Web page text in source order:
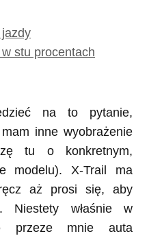
stu procentach
na to pytanie,
inne wyobrażenie
tu o konkretnym,
modelu). X-Trail ma
aż prosi się, aby
Niestety właśnie w
przeze mnie auta